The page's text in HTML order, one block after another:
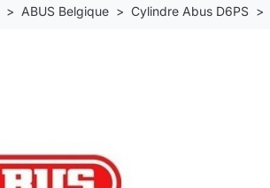
ABUS Belgique Cylindre Abus D6PS